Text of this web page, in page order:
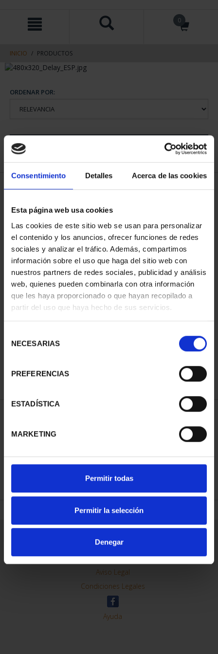
Consentimiento Detalles Acerca de las cookies
Esta página web usa cookies
Las cookies de este sitio web se usan para personalizar
el contenido y los anuncios, ofrecer funciones de redes
sociales y analizar el tráfico. Además, compartimos
información sobre el uso que haga del sitio web con
nuestros partners de redes sociales, publicidad y análisis
web, quienes pueden combinarla con otra información
que les haya proporcionado o que hayan recopilado a
partir del uso que haya hecho de sus servicios.
NECESARIAS
PREFERENCIAS
ESTADÍSTICA
MARKETING
Permitir todas
Permitir la selección
Denegar
contenido
navegacin
0
INICIO PRODUCTOS
ORDENAR POR:
1 Productos encontrados
145,00 €
REFINAR
Contacto
Preguntas Frequentes (FAQs)
Aviso Legal
Condiciones Legales
Ayuda